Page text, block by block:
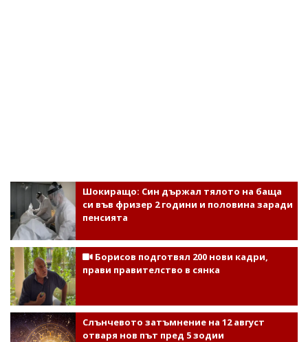
Шокиращо: Син държал тялото на баща
си във фризер 2 години и половина заради
пенсията
Борисов подготвял 200 нови кадри,
прави правителство в сянка
Слънчевото затъмнение на 12 август
отваря нов път пред 5 зодии